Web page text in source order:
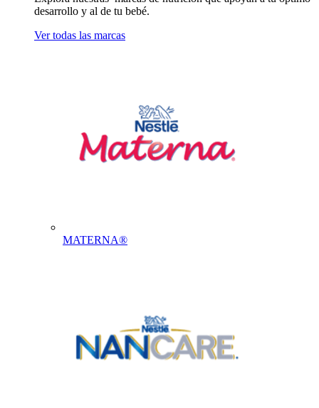
desarrollo y al de tu bebé.
Ver todas las marcas
MATERNA®